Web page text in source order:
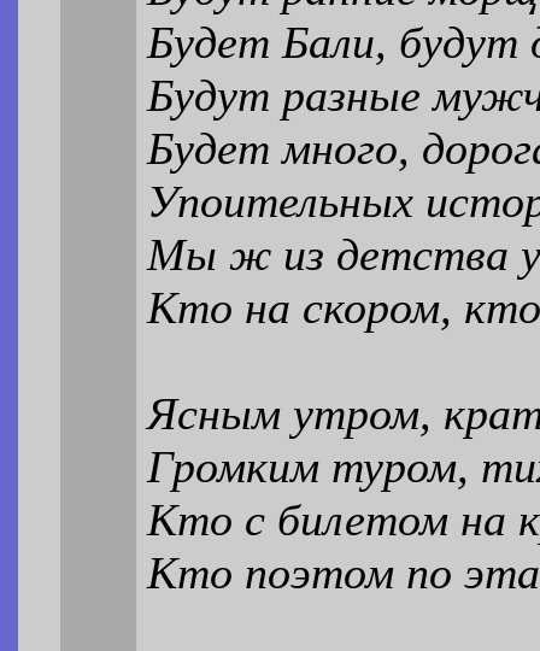
Будет Бали, будут
Будут разные
Будет много,
Упоительных
Мы ж из детства
Кто на скором,
Ясным утром,
Громким туром,
Кто с билетом на
Кто поэтом по